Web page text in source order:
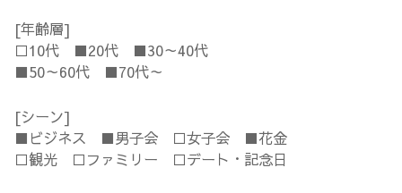
[年齢層]
□10代 ■20代 ■30～40代
■50～60代 ■70代～
[シーン]
■ビジネス ■男子会 □女子会 ■花金
□観光 □ファミリー □デート・記念日